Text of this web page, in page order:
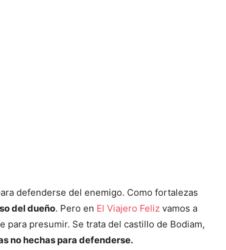
defenderse del enemigo. Como fortalezas
del dueño. Pero en El Viajero Feliz vamos a
presumir. Se trata del castillo de Bodiam,
no hechas para defenderse.